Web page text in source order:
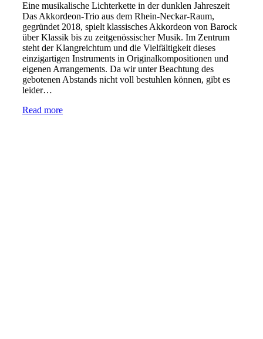
Eine musikalische Lichterkette in der dunklen Jahreszeit
Das Akkordeon-Trio aus dem Rhein-Neckar-Raum,
gegründet 2018, spielt klassisches Akkordeon von Barock
über Klassik bis zu zeitgenössischer Musik. Im Zentrum
steht der Klangreichtum und die Vielfältigkeit dieses
einzigartigen Instruments in Originalkompositionen und
eigenen Arrangements. Da wir unter Beachtung des
gebotenen Abstands nicht voll bestuhlen können, gibt es
leider…
Read more